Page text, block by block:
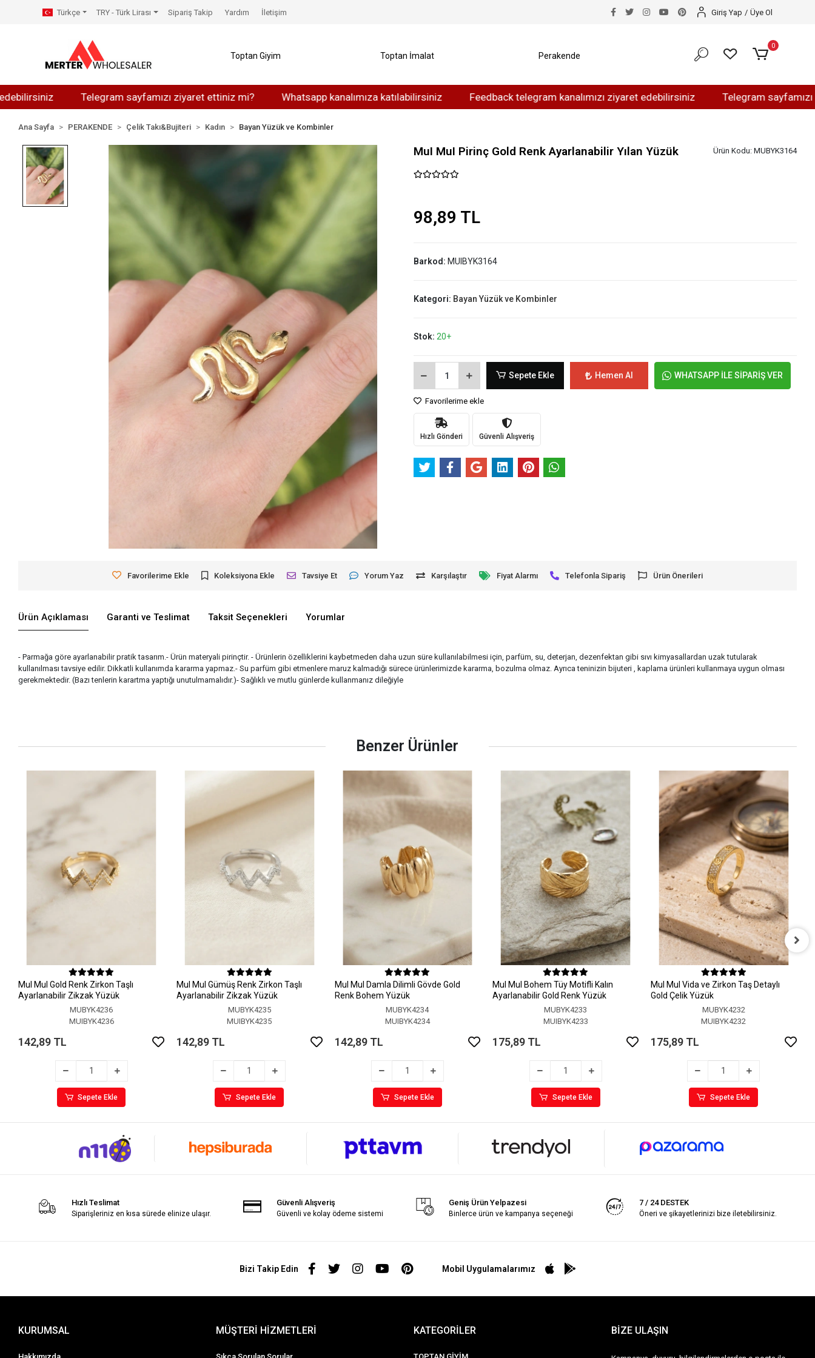
Telegram sayfamızı ziyaret ettiniz mi? Whatsapp kanalımıza katılabilirsiniz Feedback telegram kanalımızı ziyaret edebilirsiniz Telegram sayfamızı
Türkçe TRY - Türk Lirası Sipariş Takip Yardım İletişim Giriş Yap / Üye Ol
Toptan Giyim Toptan İmalat Perakende
0
Ana Sayfa PERAKENDE Çelik Takı&Bujiteri Kadın Bayan Yüzük ve Kombinler
MuI MuI Pirinç Gold Renk Ayarlanabilir Yılan Yüzük Ürün Kodu: MUBYK3164
98,89 TL
Barkod: MUIBYK3164
Kategori: Bayan Yüzük ve Kombinler
Stok: 20+
Sepete Ekle Hemen Al WHATSAPP İLE SİPARİŞ VER
Favorilerime ekle
Hızlı Gönderi Güvenli Alışveriş
Favorilerime Ekle Koleksiyona Ekle Tavsiye Et Yorum Yaz Karşılaştır Fiyat Alarmı Telefonla Sipariş Ürün Önerileri
Ürün Açıklaması Garanti ve Teslimat Taksit Seçenekleri Yorumlar
- Parmağa göre ayarlanabilir pratik tasarım.- Ürün materyali pirinçtir. - Ürünlerin özelliklerini kaybetmeden daha uzun süre kullanılabilmesi için, parfüm, su, deterjan, dezenfektan gibi sıvı kimyasallardan uzak tutularak
kullanılması tavsiye edilir. Dikkatli kullanımda kararma yapmaz.- Su parfüm gibi etmenlere maruz kalmadığı sürece ürünlerimizde kararma, bozulma olmaz. Ayrıca teninizin bijuteri , kaplama ürünleri kullanmaya uygun olması
gerekmektedir. (Bazı tenlerin karartma yaptığı unutulmamalıdır.)- Sağlıklı ve mutlu günlerde kullanmanız dileğiyle
Benzer Ürünler
MuI MuI Gold Renk Zirkon Taşlı
Ayarlanabilir Zikzak Yüzük
MUBYK4236
MUIBYK4236
142,89 TL
Sepete Ekle
MuI MuI Gümüş Renk Zirkon Taşlı
Ayarlanabilir Zikzak Yüzük
MUBYK4235
MUIBYK4235
142,89 TL
Sepete Ekle
MuI MuI Damla Dilimli Gövde Gold
Renk Bohem Yüzük
MUBYK4234
MUIBYK4234
142,89 TL
Sepete Ekle
MuI MuI Bohem Tüy Motifli Kalın
Ayarlanabilir Gold Renk Yüzük
MUBYK4233
MUIBYK4233
175,89 TL
Sepete Ekle
MuI MuI Vida ve Zirkon Taş Detaylı
Gold Çelik Yüzük
MUBYK4232
MUIBYK4232
175,89 TL
Sepete Ekle
Hızlı Teslimat
Siparişleriniz en kısa sürede elinize ulaşır.
Güvenli Alışveriş
Güvenli ve kolay ödeme sistemi
Geniş Ürün Yelpazesi
Binlerce ürün ve kampanya seçeneği
7 / 24 DESTEK
Öneri ve şikayetlerinizi bize iletebilirsiniz.
Bizi Takip Edin Mobil Uygulamalarımız
KURUMSAL MÜŞTERİ HİZMETLERİ KATEGORİLER BİZE ULAŞIN